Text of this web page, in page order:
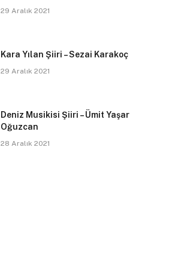
29 Aralık 2021
Kara Yılan Şiiri – Sezai Karakoç
29 Aralık 2021
Deniz Musikisi Şiiri – Ümit Yaşar
Oğuzcan
28 Aralık 2021